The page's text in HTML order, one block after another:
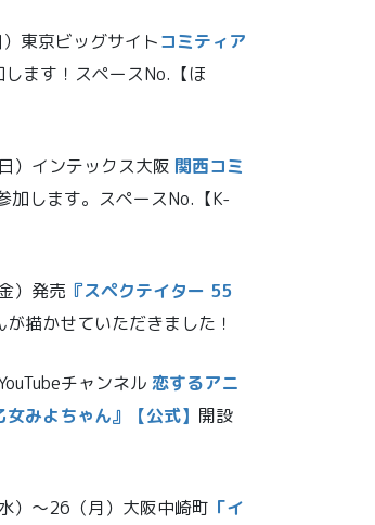
東京ビッグサイトコミティア
します！スペースNo.【ほ
インテックス大阪 関西コミ
加します。スペースNo.【K-
）発売 『スペクテイター 55
が描かせていただきました！
チャンネル恋するアニ
女みよちゃん』【公式】 開設
～26（月）大阪中崎町 「イ